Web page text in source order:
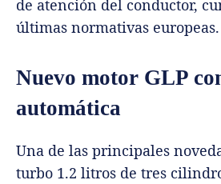
de atención del conductor,
últimas normativas europeas.
Nuevo motor GLP
automática
Una de las principales
turbo 1.2 litros de tres